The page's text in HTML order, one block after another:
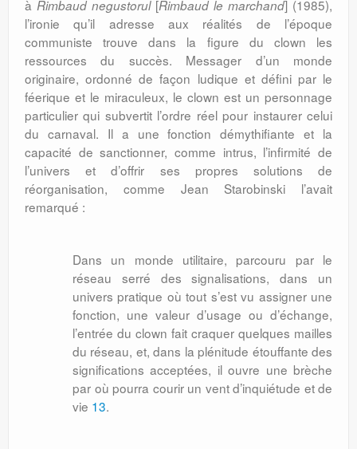
à Rimbaud negustorul[Rimbaud le marchand] (1985),
l’ironie qu’il adresse aux réalités de l’époque
communiste trouve dans la figure du clown les
ressources du succès. Messager d’un monde
originaire, ordonné de façon ludique et défini par le
féerique et le miraculeux, le clown est un personnage
particulier qui subvertit l’ordre réel pour instaurer celui
du carnaval. Il a une fonction démythifiante et la
capacité de sanctionner, comme intrus, l’infirmité de
l’univers et d’offrir ses propres solutions de
réorganisation, comme Jean Starobinski l’avait
remarqué :
Dans un monde utilitaire, parcouru par le
réseau serré des signalisations, dans un
univers pratique où tout s’est vu assigner une
fonction, une valeur d’usage ou d’échange,
l’entrée du clown fait craquer quelques mailles
du réseau, et, dans la plénitude étouffante des
significations acceptées, il ouvre une brèche
par où pourra courir un vent d’inquiétude et de
vie 13.